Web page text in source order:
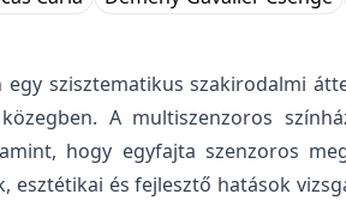
egy szisztematikus szakirodalmi
A multiszenzoros
hogy egyfajta szenzoros
esztétikai és fejlesztő hatások